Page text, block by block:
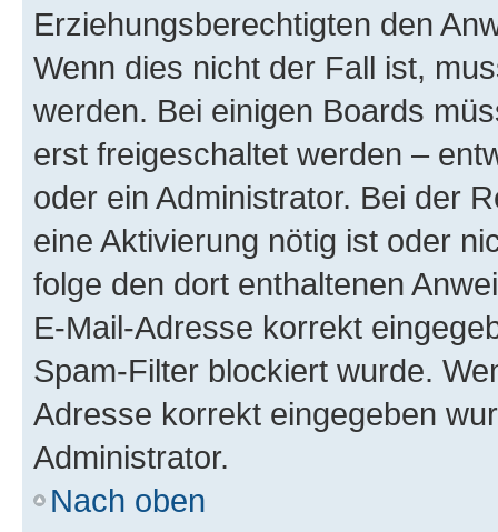
Erziehungsberechtigten den
Wenn dies nicht der Fall ist,
werden. Bei einigen Boards
erst freigeschaltet werden –
oder ein Administrator. Bei der
eine Aktivierung nötig ist oder
folge den dort enthaltenen
E-Mail-Adresse korrekt
Spam-Filter blockiert wurde.
Adresse korrekt eingegeben
Administrator.
Nach oben